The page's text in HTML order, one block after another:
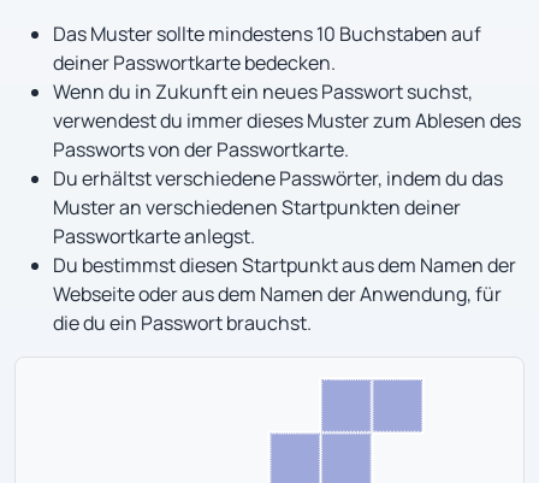
Das Muster sollte mindestens 10 Buchstaben auf
deiner Passwortkarte bedecken.
Wenn du in Zukunft ein neues Passwort suchst,
verwendest du immer dieses Muster zum Ablesen des
Passworts von der Passwortkarte.
Du erhältst verschiedene Passwörter, indem du das
Muster an verschiedenen Startpunkten deiner
Passwortkarte anlegst.
Du bestimmst diesen Startpunkt aus dem Namen der
Webseite oder aus dem Namen der Anwendung, für
die du ein Passwort brauchst.